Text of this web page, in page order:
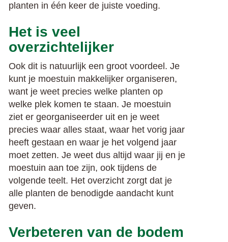
planten in één keer de juiste voeding.
Het is veel
overzichtelijker
Ook dit is natuurlijk een groot voordeel. Je
kunt je moestuin makkelijker organiseren,
want je weet precies welke planten op
welke plek komen te staan. Je moestuin
ziet er georganiseerder uit en je weet
precies waar alles staat, waar het vorig jaar
heeft gestaan en waar je het volgend jaar
moet zetten. Je weet dus altijd waar jij en je
moestuin aan toe zijn, ook tijdens de
volgende teelt. Het overzicht zorgt dat je
alle planten de benodigde aandacht kunt
geven.
Verbeteren van de bodem